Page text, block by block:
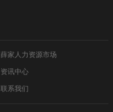
薛家人力资源市场
资讯中心
联系我们